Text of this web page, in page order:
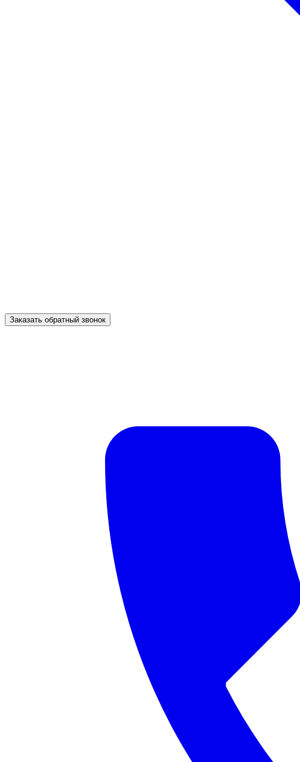
Заказать обратный звонок